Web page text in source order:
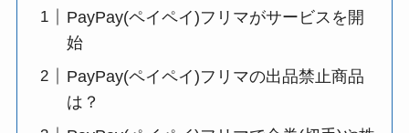
PayPay(ペイペイ)フリマがサービスを開
始
PayPay(ペイペイ)フリマの出品禁止商品
は？